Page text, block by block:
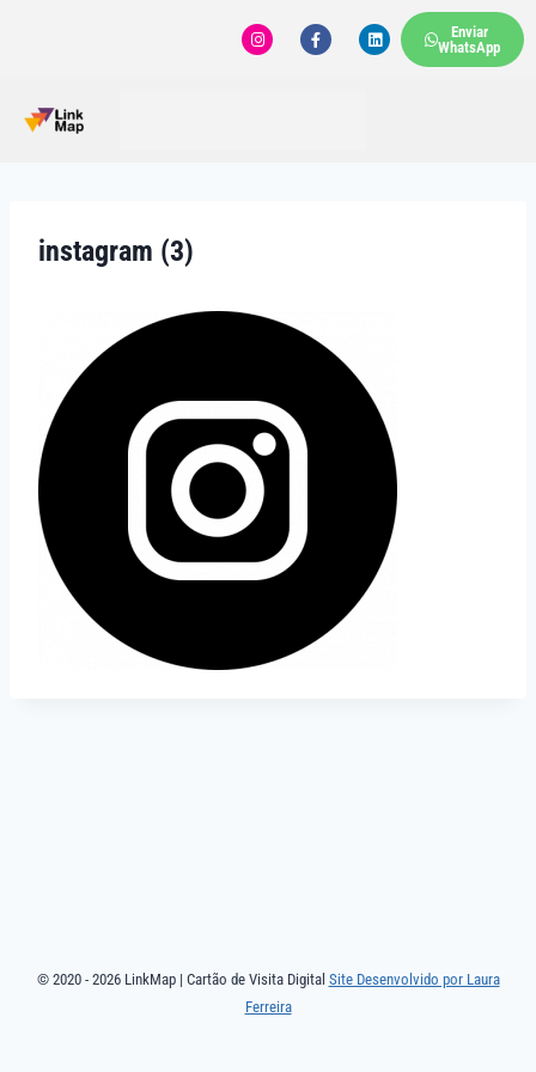
Enviar
WhatsApp
instagram (3)
© 2020 - 2026 LinkMap | Cartão de Visita Digital Site Desenvolvido por Laura
Ferreira